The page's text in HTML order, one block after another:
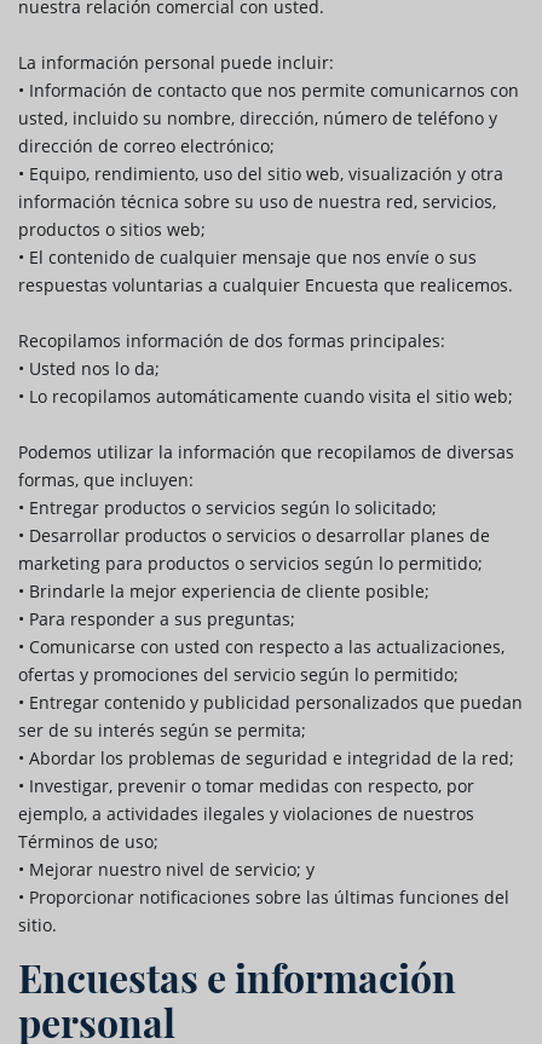
nuestra relación comercial con usted.
La información personal puede incluir:
• Información de contacto que nos permite comunicarnos con
usted, incluido su nombre, dirección, número de teléfono y
dirección de correo electrónico;
• Equipo, rendimiento, uso del sitio web, visualización y otra
información técnica sobre su uso de nuestra red, servicios,
productos o sitios web;
• El contenido de cualquier mensaje que nos envíe o sus
respuestas voluntarias a cualquier Encuesta que realicemos.
Recopilamos información de dos formas principales:
• Usted nos lo da;
• Lo recopilamos automáticamente cuando visita el sitio web;
Podemos utilizar la información que recopilamos de diversas
formas, que incluyen:
• Entregar productos o servicios según lo solicitado;
• Desarrollar productos o servicios o desarrollar planes de
marketing para productos o servicios según lo permitido;
• Brindarle la mejor experiencia de cliente posible;
• Para responder a sus preguntas;
• Comunicarse con usted con respecto a las actualizaciones,
ofertas y promociones del servicio según lo permitido;
• Entregar contenido y publicidad personalizados que puedan
ser de su interés según se permita;
• Abordar los problemas de seguridad e integridad de la red;
• Investigar, prevenir o tomar medidas con respecto, por
ejemplo, a actividades ilegales y violaciones de nuestros
Términos de uso;
• Mejorar nuestro nivel de servicio; y
• Proporcionar notificaciones sobre las últimas funciones del
sitio.
Encuestas e información
personal